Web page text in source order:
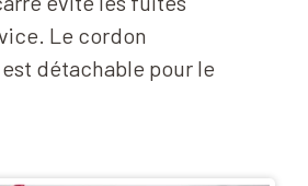
Le cordon
détachable pour le